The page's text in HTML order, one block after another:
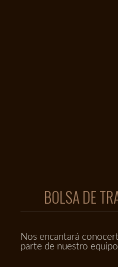
BOLSA DE
Nos encantará
parte de nuestro